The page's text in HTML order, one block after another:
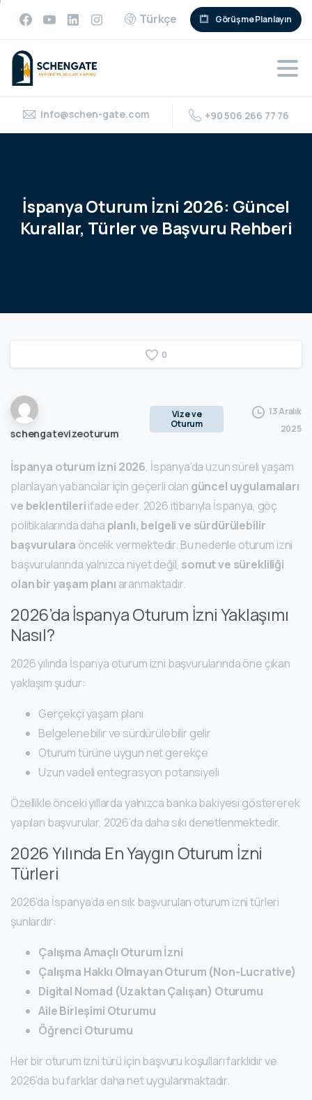
Türkçe Görüşme Planlayın
info@schen-gate.com +90 506 266 77 76
İspanyaOturum İzni 2026: Güncel
Kurallar, Türlerve Başvuru Rehberi
0
schengatevizeoturum
Vize ve
Oturum
13 Aralık
2025
İspanya oturum izni 2026, İspanya’da uzun süreli yaşam
planlayan yabancılar için geçerli olan güncel uygulamaları
ve beklentileriifade eder. 2026 itibarıyla İspanya, göç
politikalarında daha planlı, belgeli ve sürdürülebilir
başvurulara öncelik vermektedir. Bu nedenle oturum izni
başvurularında yalnızca niyet değil, somut ve sürekliliği
olan bir yaşam planı aranmaktadır.
2026’da İspanya Oturum İzni Yaklaşımı
Nasıl?
2026 yılında İspanya oturum izni başvurularında öne çıkan
yaklaşım şudur:
Gerçekçi yaşam planı
Belgelenebilir ve sürdürülebilir gelir
Oturum türüne uygun net gerekçe
Uzun vadeli entegrasyon potansiyeli
Özellikle önceki yıllarda yalnızca banka bakiyesi göstererek
yapılan başvurular, 2026’da daha sıkı denetlenmektedir.
2026 Yılında En Yaygın Oturum İzni
Türleri
2026’da İspanya’da en sık başvurulan oturum izni türleri
şunlardır:
Çalışma Amaçlı Oturum İzni
Çalışma Hakkı Olmayan Oturum (Non-Lucrative)
Digital Nomad (Uzaktan Çalışan) Oturumu
Aile Birleşimi Oturumu
Öğrenci Oturumu
Her bir oturum izni türü için başvuru koşulları farklıdır ve
2026’da bu farklar daha net uygulanmaktadır.